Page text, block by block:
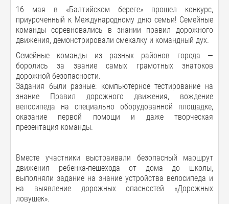
16 мая в «Балтийском береге» прошел конкурс,
приуроченный к Международному дню семьи! Семейные
команды соревновались в знании правил дорожного
движения, демонстрировали смекалку и командный дух.
Семейные команды из разных районов города —
боролись за звание самых грамотных знатоков
дорожной безопасности.
Задания были разные: компьютерное тестирование на
знание Правил дорожного движения, вождение
велосипеда на специально оборудованной площадке,
оказание первой помощи и даже творческая
презентация команды.
Вместе участники выстраивали безопасный маршрут
движения ребенка-пешехода от дома до школы,
выполняли задание на знание устройства велосипеда и
на выявление дорожных опасностей «Дорожных
ловушек».